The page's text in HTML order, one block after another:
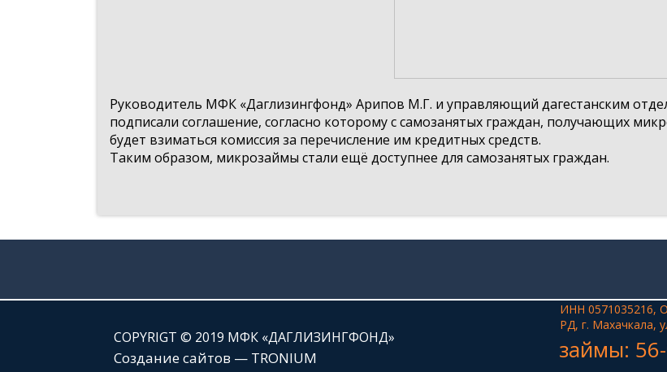
Руководитель МФК «Даглизингфонд» Арипов М.Г. и управляющий дагестанским
подписали соглашение, согласно которому с самозанятых граждан, получающих
будет взиматься комиссия за перечисление им кредитных средств.
Таким образом, микрозаймы стали ещё доступнее для самозанятых граждан.
СOPYRIGT © 2019 МФК «ДАГЛИЗИНГФОНД»
Создание сайтов — TRONIUM
ИНН 0571035216,
РД, г. Махачкала,
займы: